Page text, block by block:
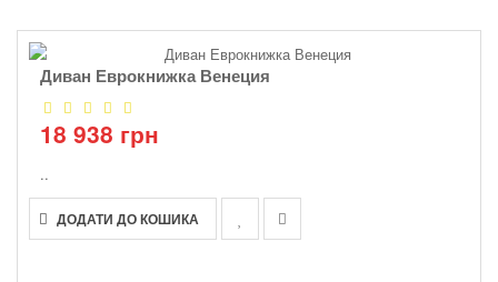
Диван Еврокнижка Венеция
18 938 грн
..
ДОДАТИ ДО КОШИКА